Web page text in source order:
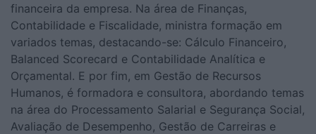
financeira da empresa. Na área de Finanças,
Contabilidade e Fiscalidade, ministra formação em
variados temas, destacando-se: Cálculo Financeiro,
Balanced Scorecard e Contabilidade Analítica e
Orçamental. E por fim, em Gestão de Recursos
Humanos, é formadora e consultora, abordando temas
na área do Processamento Salarial e Segurança Social,
Avaliação de Desempenho, Gestão de Carreiras e